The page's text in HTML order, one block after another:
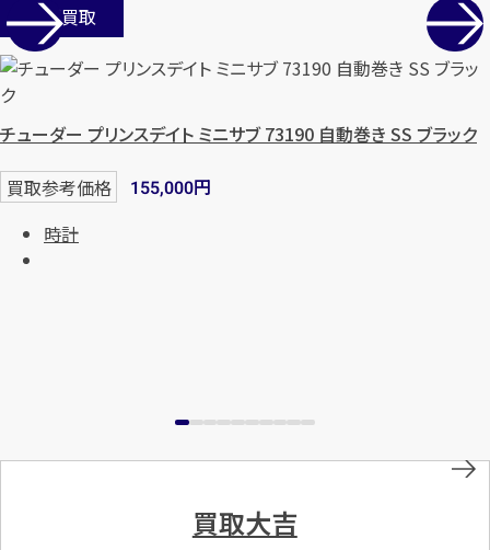
店舗買取
チューダー プリンスデイト ミニサブ 73190 自動巻き SS ブラック
買取参考価格 155,000円
時計
買取大吉